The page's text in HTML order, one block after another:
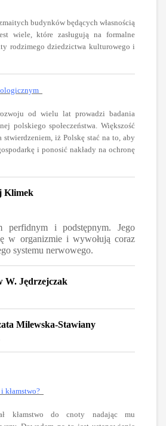
budynków będących własnością
wiele, które zasługują na formalne
rodzimego dziedzictwa kulturowego i
od wielu lat prowadzi badania
polskiego społeczeństwa. Większość
stwierdzeniem, iż Polskę stać na to, aby
i ponosić nakłady na ochronę
Klimek
perfidnym i podstępnym. Jego
w organizmie i wywołują coraz
systemu nerwowego.
W. Jędrzejczak
Milewska-Stawiany
kłamstwo?
kłamstwo do cnoty nadając mu